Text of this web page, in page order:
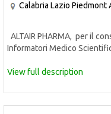
Calabria Lazio Piedmont
ALTAIR PHARMA, per il
Informatori Medico
View full description